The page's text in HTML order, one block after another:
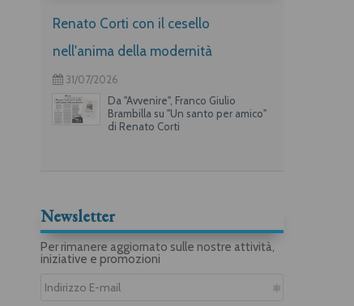
Renato Corti con il cesello
nell'anima della modernità
31/07/2026
Da "Avvenire", Franco Giulio
Brambilla su "Un santo per amico"
di Renato Corti
Newsletter
Per rimanere aggiornato sulle nostre attività,
iniziative e promozioni